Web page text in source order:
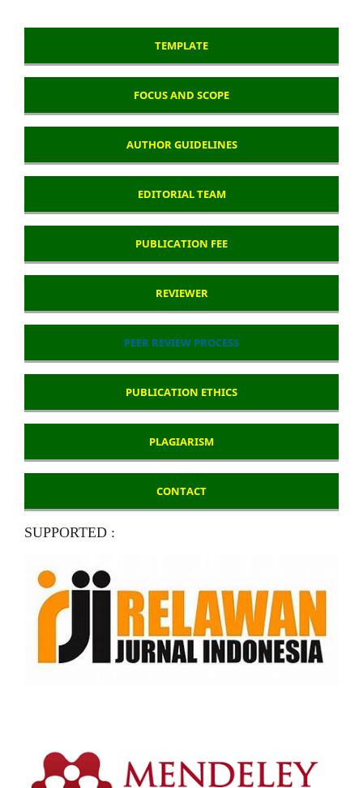
TEMPLATE
FOCUS AND SCOPE
AUTHOR GUIDELINES
EDITORIAL TEAM
PUBLICATION FEE
REVIEWER
PEER REVIEW PROCESS
PUBLICATION ETHICS
PLAGIARISM
CONTACT
SUPPORTED :